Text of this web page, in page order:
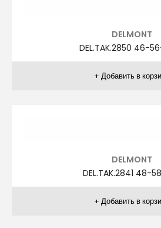
AGİBOSS
A.TAK.1261 66-72-
AGİBOSS
A.TAK.1261 66-72-